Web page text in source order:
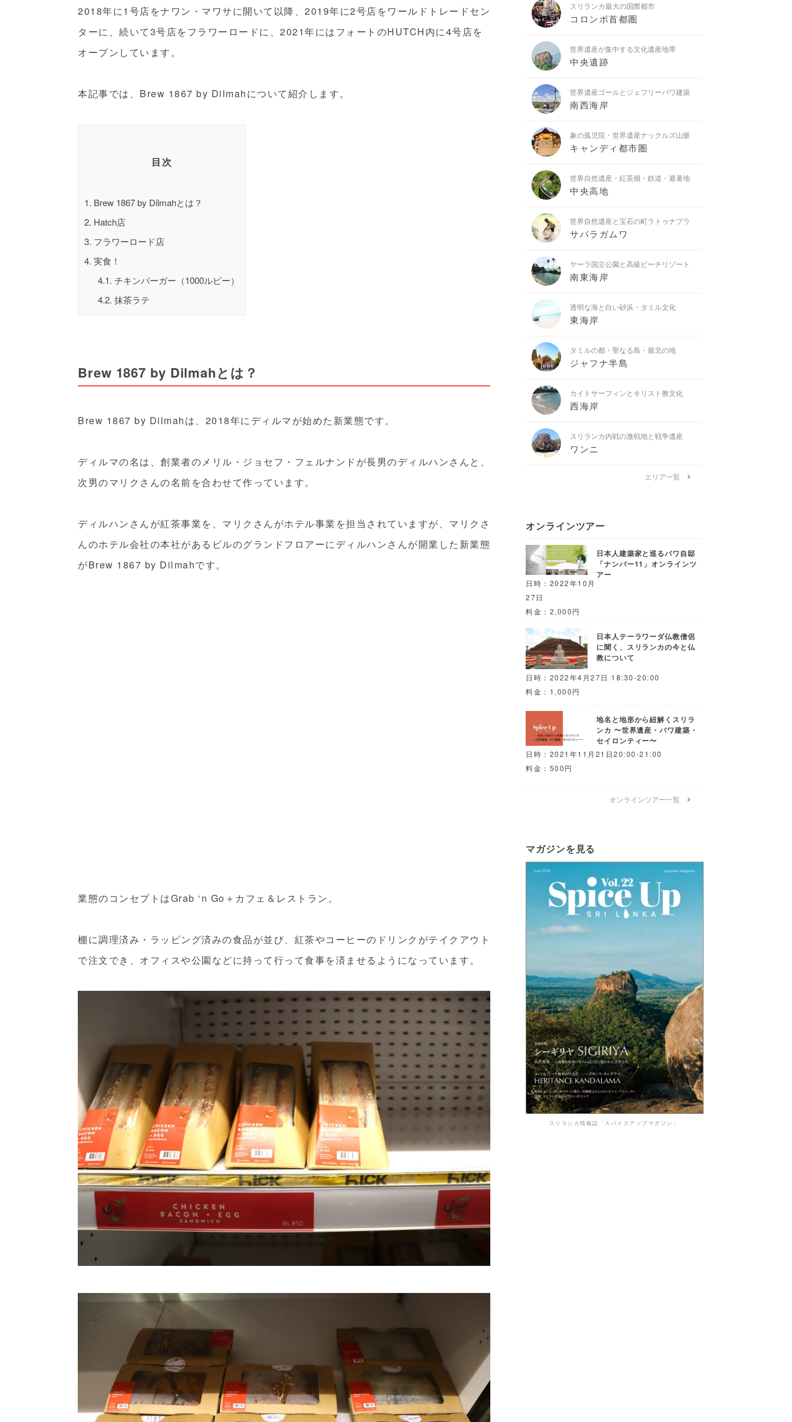
2018年に1号店をナワン・マワサに開いて以降、2019年に2号店をワールドトレードセン
ターに、続いて3号店をフラワーロードに、2021年にはフォートのHUTCH内に4号店を
オープンしています。
本記事では、Brew 1867 by Dilmahについて紹介します。
目次
1. Brew 1867 by Dilmahとは？
2. Hatch店
3. フラワーロード店
4. 実食！
4.1. チキンバーガー（1000ルピー）
4.2. 抹茶ラテ
Brew 1867 by Dilmahとは？
Brew 1867 by Dilmahは、2018年にディルマが始めた新業態です。
ディルマの名は、創業者のメリル・ジョセフ・フェルナンドが長男のディルハンさんと、
次男のマリクさんの名前を合わせて作っています。
ディルハンさんが紅茶事業を、マリクさんがホテル事業を担当されていますが、マリクさ
んのホテル会社の本社があるビルのグランドフロアーにディルハンさんが開業した新業態
がBrew 1867 by Dilmahです。
業態のコンセプトはGrab ‘n Go＋カフェ＆レストラン。
棚に調理済み・ラッピング済みの食品が並び、紅茶やコーヒーのドリンクがテイクアウト
で注文でき、オフィスや公園などに持って行って食事を済ませるようになっています。
スリランカ最大の国際都市
コロンボ首都圏
世界遺産が集中する文化遺産地帯
中央遺跡
世界遺産ゴールとジェフリーバワ建築
南西海岸
象の孤児院・世界遺産ナックルズ山脈
キャンディ都市圏
世界自然遺産・紅茶畑・鉄道・避暑地
中央高地
世界自然遺産と宝石の町ラトゥナプラ
サバラガムワ
ヤーラ国立公園と高級ビーチリゾート
南東海岸
透明な海と白い砂浜・タミル文化
東海岸
タミルの都・聖なる島・最北の地
ジャフナ半島
カイトサーフィンとキリスト教文化
西海岸
スリランカ内戦の激戦地と戦争遺産
ワンニ
エリア一覧
オンラインツアー
日本人建築家と巡るバワ自邸
「ナンバー11」オンラインツ
アー
日時：2022年10月
27日
料金：2,000円
日本人テーラワーダ仏教僧侶
に聞く、スリランカの今と仏
教について
日時：2022年4月27日 18:30-20:00
料金：1,000円
地名と地形から紐解くスリラ
ンカ 〜世界遺産・バワ建築・
セイロンティー〜
日時：2021年11月21日20:00-21:00
料金：500円
オンラインツアー一覧
マガジンを見る
スリランカ情報誌「スパイスアップマガジン」